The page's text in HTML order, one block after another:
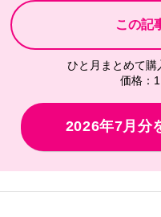
ひと月まとめて購
価格：
2026年7月分